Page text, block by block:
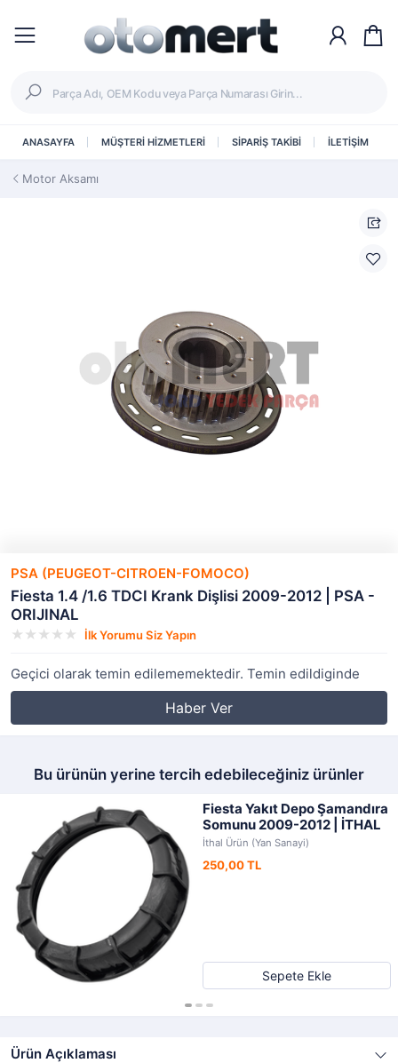
ANASAYFA MÜŞTERİ HİZMETLERİ SİPARİŞ TAKİBİ İLETİŞİM
Motor Aksamı
PSA (PEUGEOT-CITROEN-FOMOCO)
Fiesta 1.4 /1.6 TDCI Krank Dişlisi 2009-2012 | PSA -
ORIJINAL
İlk Yorumu Siz Yapın
Geçici olarak temin edilememektedir. Temin edildiginde
Haber Ver
Bu ürünün yerine tercih edebileceğiniz ürünler
Fiesta Yakıt Depo Şamandıra
Somunu 2009-2012 | İTHAL
İthal Ürün (Yan Sanayi)
250,00 TL
Sepete Ekle
Ürün Açıklaması